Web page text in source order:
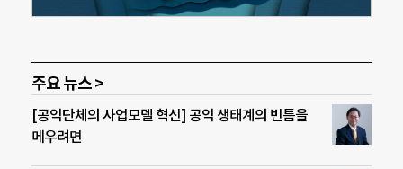
주요 뉴스 >
[공익단체의 사업모델 혁신] 공익 생태계의 빈틈을
메우려면